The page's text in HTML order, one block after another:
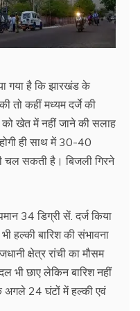
गया है कि झारखंड के
तो कहीं मध्यम दर्जे की
को खेत में नहीं जाने की सलाह
होगी ही साथ में 30-40
चल सकती है। बिजली गिरने
34 डिग्री सें. दर्ज किया
हल्की बारिश की संभावना
क्षेत्र रांची का मौसम
भी छाए लेकिन बारिश नहीं
अगले 24 घंटों में हल्की एवं